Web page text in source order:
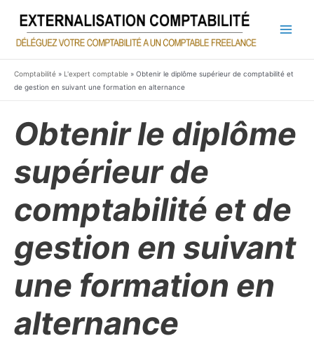
contenu
Comptabilité » L'expert comptable » Obtenir le diplôme supérieur de comptabilité et
de gestion en suivant une formation en alternance
Obtenir le diplôme
supérieur de
comptabilité et de
gestion en suivant
une formation en
alternance